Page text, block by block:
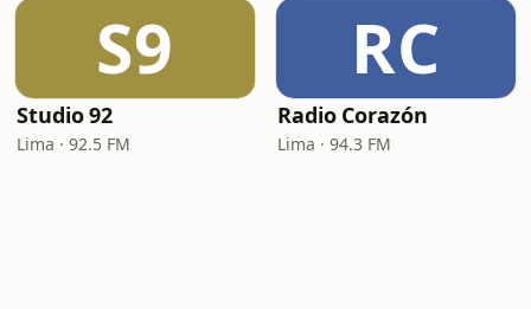
S9
Studio 92
Lima · 92.5 FM
RC
Radio Corazón
Lima · 94.3 FM